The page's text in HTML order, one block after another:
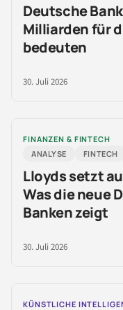
Deutsche
Milliarden für
bedeuten
30. Juli 2026
FINANZEN & FINTECH
ANALYSE
FINTECH
Lloyds setzt
Was die neue
Banken zeigt
30. Juli 2026
KÜNSTLICHE